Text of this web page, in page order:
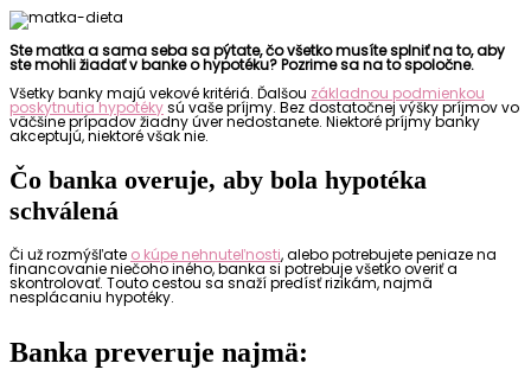
Ste matka a sama seba sa pýtate, čo všetko musíte splniť na to, aby
ste mohli žiadať v banke o hypotéku? Pozrime sa na to spoločne.
Všetky banky majú vekové kritériá. Ďalšou základnou podmienkou
poskytnutia hypotékysú vaše príjmy. Bez dostatočnej výšky príjmov vo
väčšine prípadov žiadny úver nedostanete. Niektoré príjmy banky
akceptujú, niektoré však nie.
Čo banka overuje, aby bola hypotéka
schválená
Či už rozmýšľate o kúpe nehnuteľnosti, alebo potrebujete peniaze na
financovanie niečoho iného, banka si potrebuje všetko overiť a
skontrolovať. Touto cestou sa snaží predísť rizikám, najmä
nesplácaniu hypotéky.
Banka preveruje najmä: